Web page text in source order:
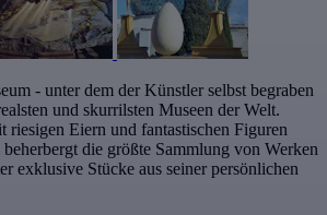
- unter dem der Künstler selbst begraben
und skurrilsten Museen der Welt.
riesigen Eiern und fantastischen Figuren
die größte Sammlung von Werken
exklusive Stücke aus seiner persönlichen